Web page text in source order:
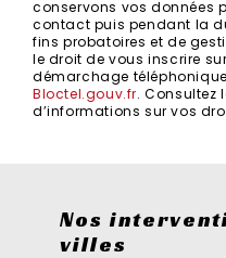
conservons vos données
contact puis pendant la
fins probatoires et de
le droit de vous inscrire
démarchage
Bloctel.gouv.fr. Consultez
d’informations sur vos
Nos
villes